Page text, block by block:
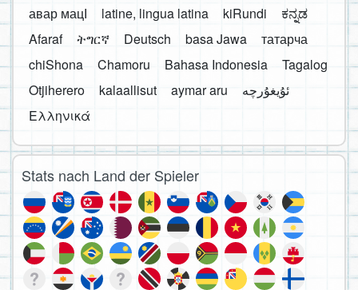
авар мацӀ
latine, lingua latina kiRundi
ಕನ್ನಡ
Afaraf
ትግርኛ Deutsch basa Jawa
татарча
chiShona
Chamoru Bahasa Indonesia
Tagalog
Otjiherero
kalaallisut aymar aru
Ελληνικά
Stats nach Land der Spieler